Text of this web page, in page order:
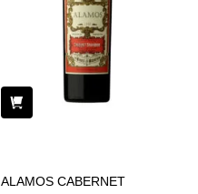
ALAMOS CABERNET